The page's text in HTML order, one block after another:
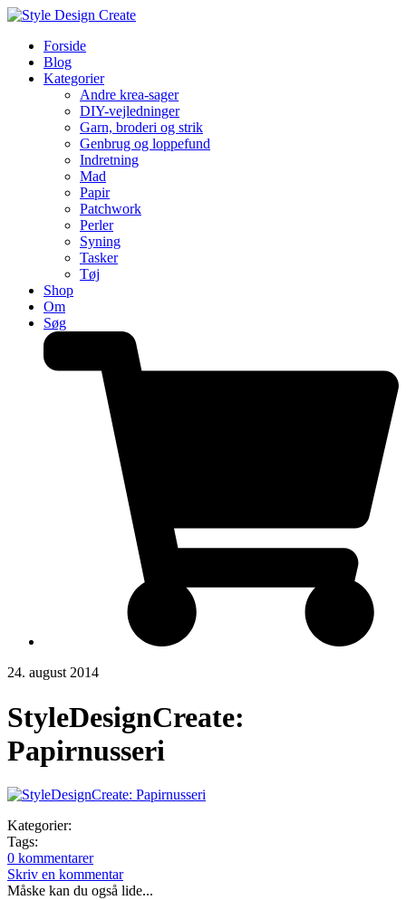
Forside
Blog
Kategorier
Andre krea-sager
DIY-vejledninger
Garn, broderi og strik
Genbrug og loppefund
Indretning
Mad
Papir
Patchwork
Perler
Syning
Tasker
Tøj
Shop
Om
Søg
24. august 2014
StyleDesignCreate:
Papirnusseri
Kategorier:
Tags:
0 kommentarer
Skriv en kommentar
Måske kan du også lide...